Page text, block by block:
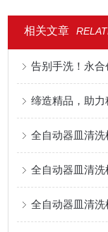
相关文章
缔造精品，助
全自动器皿清洗
全自动器皿清洗
全自动器皿清